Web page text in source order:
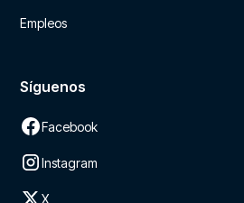
Empleos
Síguenos
Facebook
Instagram
X